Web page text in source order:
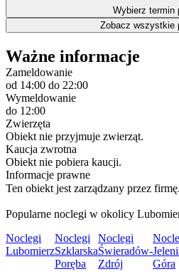
Wybierz termin
Zobacz wszystkie
Ważne informacje
Zameldowanie
od 14:00 do 22:00
Wymeldowanie
do 12:00
Zwierzęta
Obiekt nie przyjmuje zwierząt.
Kaucja zwrotna
Obiekt nie pobiera kaucji.
Informacje prawne
Ten obiekt jest zarządzany przez firmę.
Popularne noclegi w okolicy
Noclegi
Lubomierz
Noclegi
Szklarska
Poręba
Noclegi
Świeradów-
Zdrój
Góra